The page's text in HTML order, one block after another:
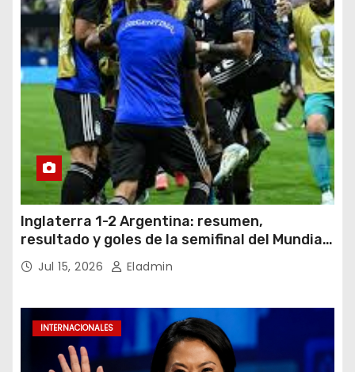
Inglaterra 1-2 Argentina: resumen,
resultado y goles de la semifinal del Mundial
2026Jul 15, 2026 Eladmin
INTERNACIONALES